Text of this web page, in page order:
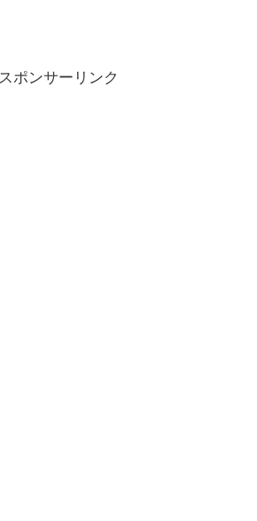
スポンサーリンク